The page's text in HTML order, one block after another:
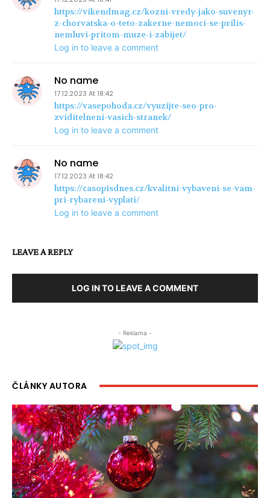
https://vikendmag.cz/kozni-vredy-jako-suvenyr-
z-chorvatska-o-teto-zakerne-nemoci-se-prilis-
nemluvi-pritom-muze-i-zabijet/
Log in to leave a comment
No name
17.12.2023 At 18:42
https://vasepohoda.cz/vyuzijte-seo-pro-
zviditelneni-vasich-stranek/
Log in to leave a comment
No name
17.12.2023 At 18:42
https://casopisdnes.cz/kvalitni-vybaveni-se-vam-
pri-rybareni-vyplati/
Log in to leave a comment
LEAVE A REPLY
LOG IN TO LEAVE A COMMENT
- Reklama -
ČLÁNKY AUTORA